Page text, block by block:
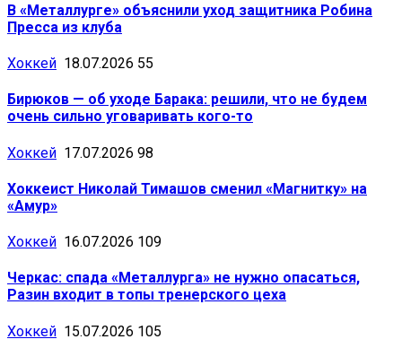
В «Металлурге» объяснили уход защитника Робина
Пресса из клуба
Хоккей 18.07.2026 55
Бирюков — об уходе Барака: решили, что не будем
очень сильно уговаривать кого-то
Хоккей 17.07.2026 98
Хоккеист Николай Тимашов сменил «Магнитку» на
«Амур»
Хоккей 16.07.2026 109
Черкас: спада «Металлурга» не нужно опасаться,
Разин входит в топы тренерского цеха
Хоккей 15.07.2026 105